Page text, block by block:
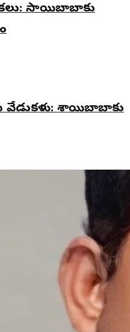
సాయిబాబాకు
వేడుకళు: శాయిబాబాకు